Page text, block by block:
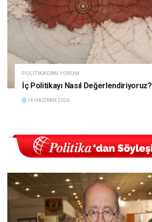
POLITIKA'DAN YORUM
İç Politikayı Nasıl Değerlendiriyoruz?
14 HAZIRAN 2026